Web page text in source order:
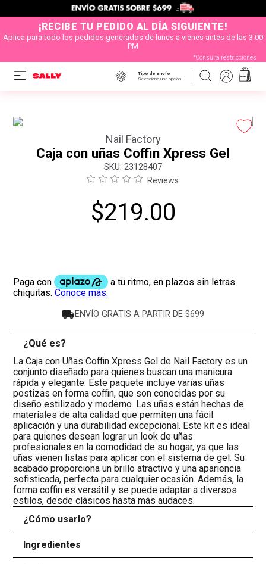
¡RECIBE TU PEDIDO AL DÍA SIGUIENTE!
Aplica para todo los pedidos generados de lunes a vienes antes de las 3:00
PM
*Consulta restricciones
Tipo de envío
Selecciona una opción
Nail Factory
Caja con uñas Coffin Xpress Gel
: 23128407
Reviews
$219.00
ENVÍO GRATIS A PARTIR DE $699
¿Qué es?
La Caja con Uñas Coffin Xpress Gel de Nail Factory es un
conjunto diseñado para quienes buscan una manicura
rápida y elegante. Este paquete incluye varias uñas
postizas en forma coffin, que son conocidas por su
diseño estilizado y moderno. Las uñas están hechas de
materiales de alta calidad que permiten una fácil
aplicación y una durabilidad excepcional. Este kit es ideal
para quienes desean lograr un look de uñas
profesionales en la comodidad de su hogar, ya que las
uñas vienen listas para aplicar con el sistema de gel. Su
acabado proporciona un brillo atractivo y una apariencia
sofisticada, perfecta para cualquier ocasión. Además, la
forma coffin es versátil y se puede adaptar a diversos
estilos, desde clásicos hasta más audaces.
¿Cómo usarlo?
Ingredientes